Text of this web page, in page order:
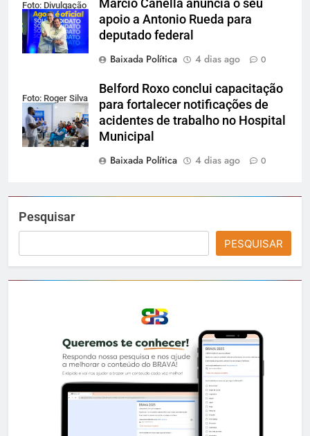
Foto: Divulgação
Márcio Canella anuncia o seu
apoio a Antonio Rueda para
deputado federal
Baixada Política
4 dias ago 0
Foto: Roger Silva
Belford Roxo conclui capacitação
para fortalecer notificações de
acidentes de trabalho no Hospital
Municipal
Baixada Política
4 dias ago 0
Pesquisar
PESQUISAR